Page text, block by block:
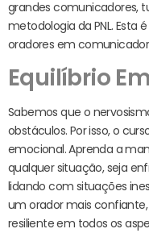
grandes comunicadores,
metodologia da PNL. Esta
oradores em
Equilíbrio
Sabemos que o
obstáculos. Por isso, o
emocional. Aprenda a
qualquer situação, seja
lidando com situações
um orador mais
resiliente em todos os